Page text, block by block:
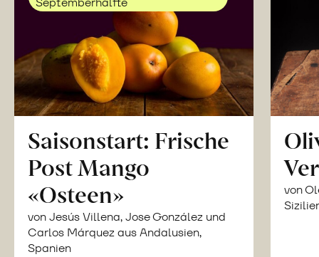
Saisonstart: Frische
Post Mango
«Osteen»
von Jesús Villena, Jose González und
Carlos Márquez aus Andalusien,
Spanien
von